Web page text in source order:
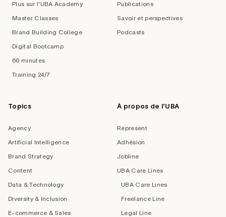
Plus sur l'UBA Academy
Master Classes
Brand Building College
Digital Bootcamp
60 minutes
Training 24/7
Publications
Savoir et perspectives
Podcasts
Topics
Agency
Artificial Intelligence
Brand Strategy
Content
Data & Technology
Diversity & Inclusion
E-commerce & Sales
À propos de l'UBA
Represent
Adhésion
Jobline
UBA Care Lines
UBA Care Lines
Freelance Line
Legal Line